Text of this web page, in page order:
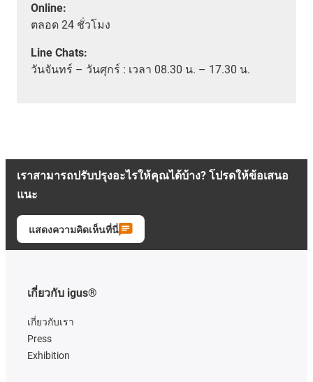
Online:
ตลอด 24 ชั่วโมง
Line Chats:
วันจันทร์ – วันศุกร์ : เวลา 08.30 น. – 17.30 น.
เราสามารถปรับปรุงอะไรให้คุณได้บ้าง? โปรดให้ข้อเสนอ
แนะ
แสดงความคิดเห็นที่นี่
เกี่ยวกับ igus®
เกี่ยวกับเรา
Press
Exhibition